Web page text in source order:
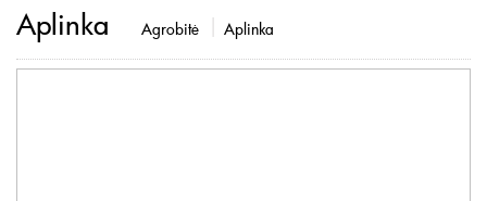
Aplinka Agrobitė Aplinka